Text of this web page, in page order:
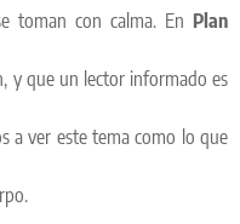
toman con calma. En Plan
y que un lector informado es
a ver este tema como lo que